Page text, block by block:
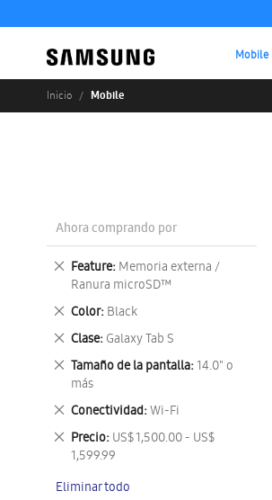
Mobile
Inicio Mobile
Ahora comprando por
Feature Memoria externa /
Ranura microSD™
Eliminar
este
artículo
Color Black
Eliminar
este
artículo
Clase Galaxy Tab S
Eliminar
este
artículo
Tamaño de la pantalla 14.0" o
más
Eliminar
este
artículo
Conectividad Wi-Fi
Eliminar
este
artículo
Precio US$ 1,500.00 - US$
1,599.99
Eliminar
este
Eliminar todo